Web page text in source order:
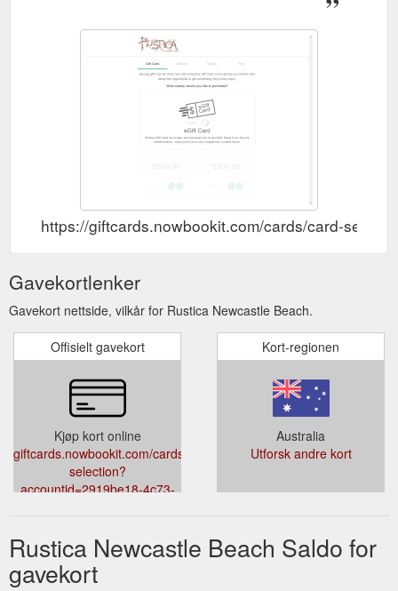
https://giftcards.nowbookit.com/cards/card-
Gavekortlenker
Gavekort nettside, vilkår for Rustica Newcastle Beach.
Offisielt gavekort
Kjøp kort online
giftcards.nowbookit.com/cards/card-
selection?
accountid=2919be18-4c73-
Kort-regionen
Australia
Utforsk andre kort
Rustica Newcastle Beach Saldo for
gavekort